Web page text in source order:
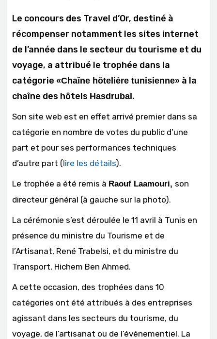
Le concours des Travel d’Or, destiné à
récompenser notamment les sites internet
de l’année dans le secteur du tourisme et du
voyage, a attribué le trophée dans la
catégorie «Chaîne hôtelière tunisienne» à la
chaîne des hôtels Hasdrubal.
Son site web est en effet arrivé premier dans sa
catégorie en nombre de votes du public d’une
part et pour ses performances techniques
d’autre part (lire les détails).
Le trophée a été remis à Raouf Laamouri, son
directeur général (à gauche sur la photo).
La cérémonie s’est déroulée le 11 avril à Tunis en
présence du ministre du Tourisme et de
l’Artisanat, René Trabelsi, et du ministre du
Transport, Hichem Ben Ahmed.
A cette occasion, des trophées dans 10
catégories ont été attribués à des entreprises
agissant dans les secteurs du tourisme, du
voyage, de l’artisanat ou de l’événementiel. La